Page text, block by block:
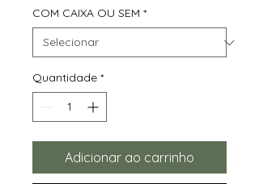
COM CAIXA OU SEM *
Quantidade *
Adicionar ao carrinho